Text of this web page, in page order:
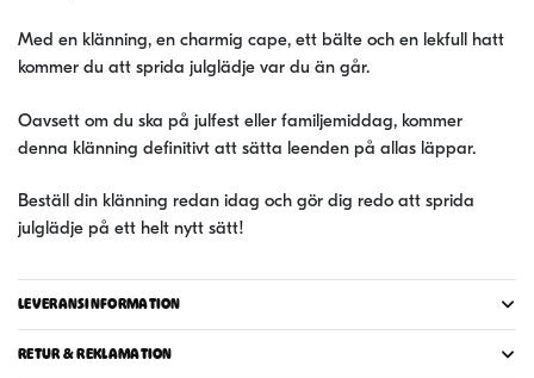
Med en klänning, en charmig cape, ett bälte och en lekfull hatt
kommer du att sprida julglädje var du än går.
Oavsett om du ska på julfest eller familjemiddag, kommer
denna klänning definitivt att sätta leenden på allas läppar.
Beställ din klänning redan idag och gör dig redo att sprida
julglädje på ett helt nytt sätt!
LEVERANSINFORMATION
RETUR & REKLAMATION